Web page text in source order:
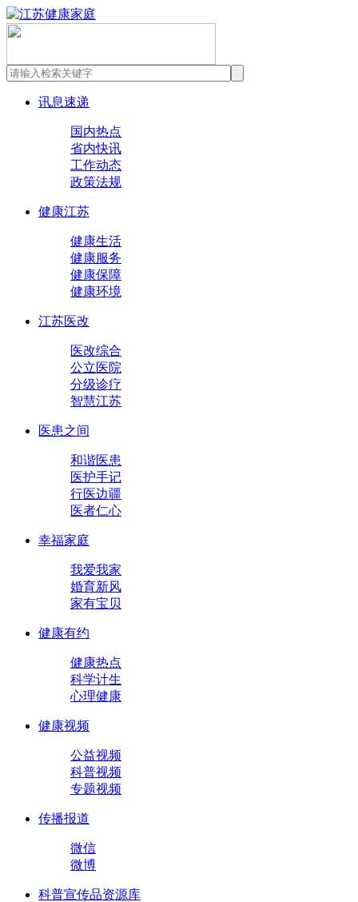
讯息速递
国内热点
省内快讯
工作动态
政策法规
健康江苏
健康生活
健康服务
健康保障
健康环境
江苏医改
医改综合
公立医院
分级诊疗
智慧江苏
医患之间
和谐医患
医护手记
行医边疆
医者仁心
幸福家庭
我爱我家
婚育新风
家有宝贝
健康有约
健康热点
科学计生
心理健康
健康视频
公益视频
科普视频
专题视频
传播报道
微信
微博
科普宣传品资源库